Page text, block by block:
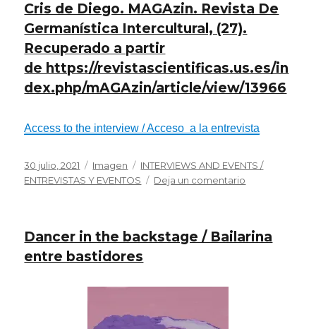
Cris de Diego. MAGAzin. Revista De
Germanística Intercultural, (27).
Recuperado a partir
de https://revistascientificas.us.es/in
dex.php/mAGAzin/article/view/13966
Access to the interview / Acceso a la entrevista
Publicado
el
30 julio, 2021 Formato
Imagen Categorías
INTERVIEWS AND EVENTS /
ENTREVISTAS Y EVENTOS
Deja un comentario
(2021).
Dancer in the backstage / Bailarina
entre bastidores